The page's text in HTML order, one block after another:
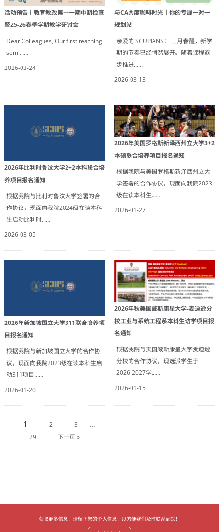
活动预告丨教育教改第十一期中期检查
暨25-26春季学期教学研讨会
Dear Colleagues, Our first teaching
semi……
2026-03-24
与CA共度咖啡时光丨你的专属一对一
规划站
亲爱的 SCUPIANS： 三月春醒，新学
期的节奏已经悄然展开。随着课程逐
步推进……
2026-03-13
2026年比利时鲁汶大学2+2本科联合培
养项目报名通知
根据我院与比利时鲁汶大学签署的合
作协议，现面向我院2024级在读本科
生启动比利时……
2026-03-05
2026年美国罗格斯新泽西州立大学3+2
本硕联合培养项目报名通知
根据我院与美国罗格斯新泽西州立大
学签署的合作协议，现面向我院2023
级在读本科生……
2026-01-27
2026年新加坡国立大学311联合培养项
目报名通知
根据我院与新加坡国立大学的合作协
议，现面向我院2023级在读本科生启
动311项目……
2026-01-20
2026年秋美国威斯康星大学-麦迪逊分
校工业与系统工程系本科生访学项目报
名通知
根据我院与美国威斯康星大学麦迪逊
分校的合作协议，现选派学生于
2026-2027学……
2026-01-15
1 2 3 …
29 下一页 »
获取更多信息，请留下您的个人信息，以方便我们及时联系到您！